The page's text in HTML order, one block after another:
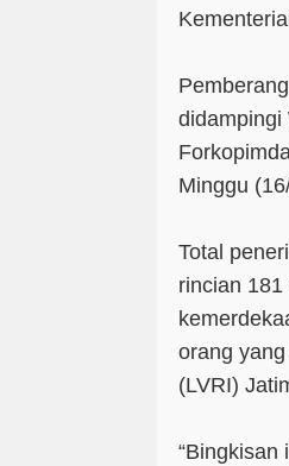
didampingi
Minggu
Total
rincian
orang
(LVRI)
“Bingkisan